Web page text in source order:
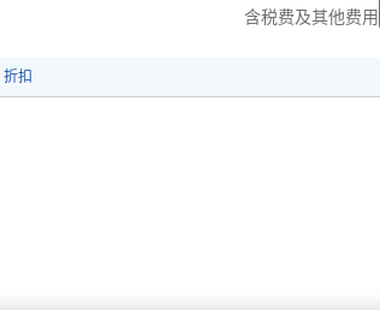
含税费及其他费用
折扣